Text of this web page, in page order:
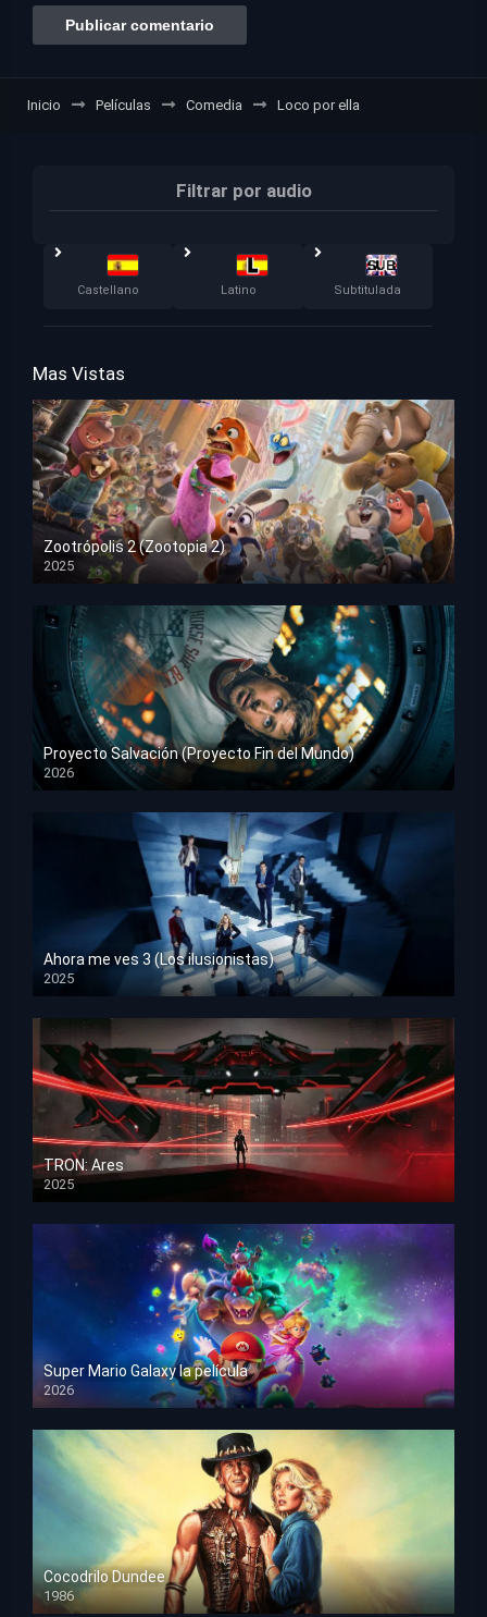
Inicio Películas Comedia Loco por ella
Filtrar por audio
Castellano Latino Subtitulada
Mas Vistas
Zootrópolis 2 (Zootopia 2)
2025
HD 1080p
Proyecto Salvación (Proyecto Fin del Mundo)
2026
HD 1080p
Ahora me ves 3 (Los ilusionistas)
2025
HD 1080p
TRON: Ares
2025
HD 1080p
Super Mario Galaxy la película
2026
HD 1080p
Cocodrilo Dundee
1986
HD 1080p